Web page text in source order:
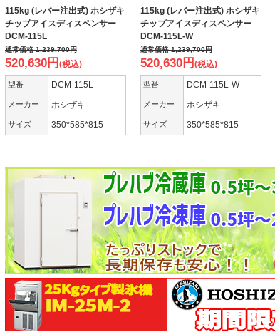
115kg (レバー注出式) ホシザキ
チップアイスディスペンサー
DCM-115L
通常価格1,239,700円
520,630円 (税込)
型番 DCM-115L
メーカー ホシザキ
サイズ 350*585*815
115kg (レバー注出式) ホシザキ
チップアイスディスペンサー
DCM-115L-W
通常価格1,239,700円
520,630円 (税込)
型番 DCM-115L-W
メーカー ホシザキ
サイズ 350*585*815